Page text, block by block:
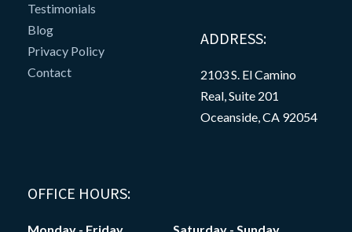
Testimonials
Blog
Privacy Policy
Contact
ADDRESS:
2103 S. El Camino
Real, Suite 201
Oceanside, CA 92054
OFFICE HOURS: